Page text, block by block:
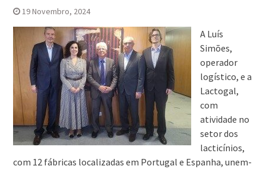
19 Novembro, 2024
A Luís
Simões,
operador
logístico, e a
Lactogal,
com
atividade no
setor dos
lacticínios,
com 12 fábricas localizadas em Portugal e Espanha, unem-